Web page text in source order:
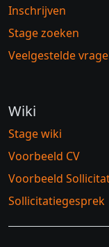
Inschrijven
Stage zoeken
Veelgestelde
Wiki
Stage wiki
Voorbeeld CV
Voorbeeld
Sollicitatiegesprek